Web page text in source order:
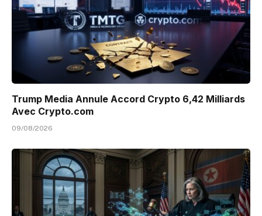
Trump Media Annule Accord Crypto 6,42 Milliards
Avec Crypto.com
09/08/2026